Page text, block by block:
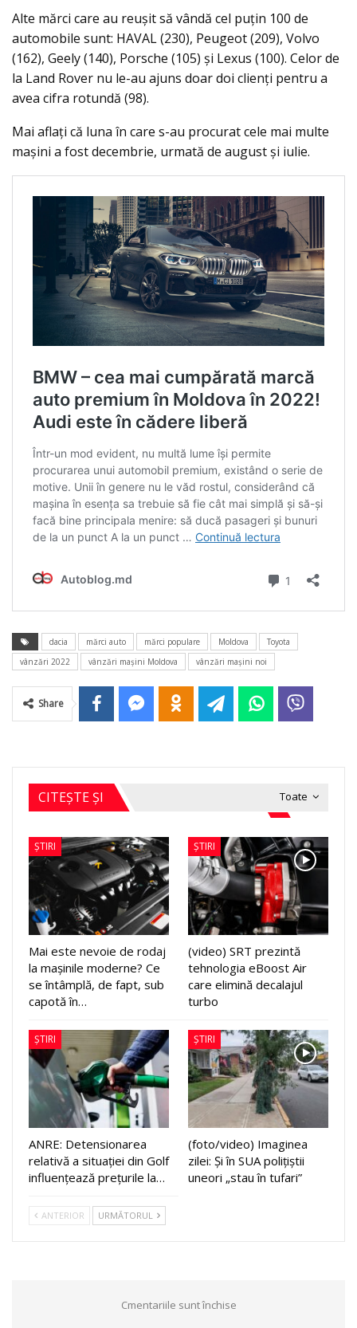
Alte mărci care au reuşit să vândă cel puţin 100 de
automobile sunt: HAVAL (230), Peugeot (209), Volvo
(162), Geely (140), Porsche (105) şi Lexus (100). Celor de
la Land Rover nu le-au ajuns doar doi clienţi pentru a
avea cifra rotundă (98).
Mai aflaţi că luna în care s-au procurat cele mai multe
maşini a fost decembrie, urmată de august şi iulie.
dacia mărci auto mărci populare Moldova
Toyota
vânzări 2022
vânzări maşini Moldova vânzări maşini noi
Share
Toate
CITEȘTE ȘI
ȘTIRI
Mai este nevoie de rodaj
la mașinile moderne? Ce
se întâmplă, de fapt, sub
capotă în…
ȘTIRI
(video) SRT prezintă
tehnologia eBoost Air
care elimină decalajul
turbo
ȘTIRI
ANRE: Detensionarea
relativă a situației din Golf
influențează prețurile la…
ȘTIRI
(foto/video) Imaginea
zilei: Și în SUA polițiștii
uneori „stau în tufari”
ANTERIOR URMĂTORUL
Cmentariile sunt închise